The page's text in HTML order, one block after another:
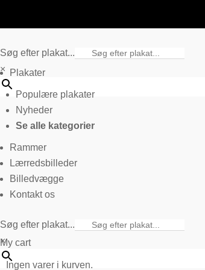
Søg efter plakat...
× Plakater
Populære plakater
Nyheder
Se alle kategorier
Rammer
Lærredsbilleder
Billedvægge
Kontakt os
Søg efter plakat...
×
My cart
Ingen varer i kurven.